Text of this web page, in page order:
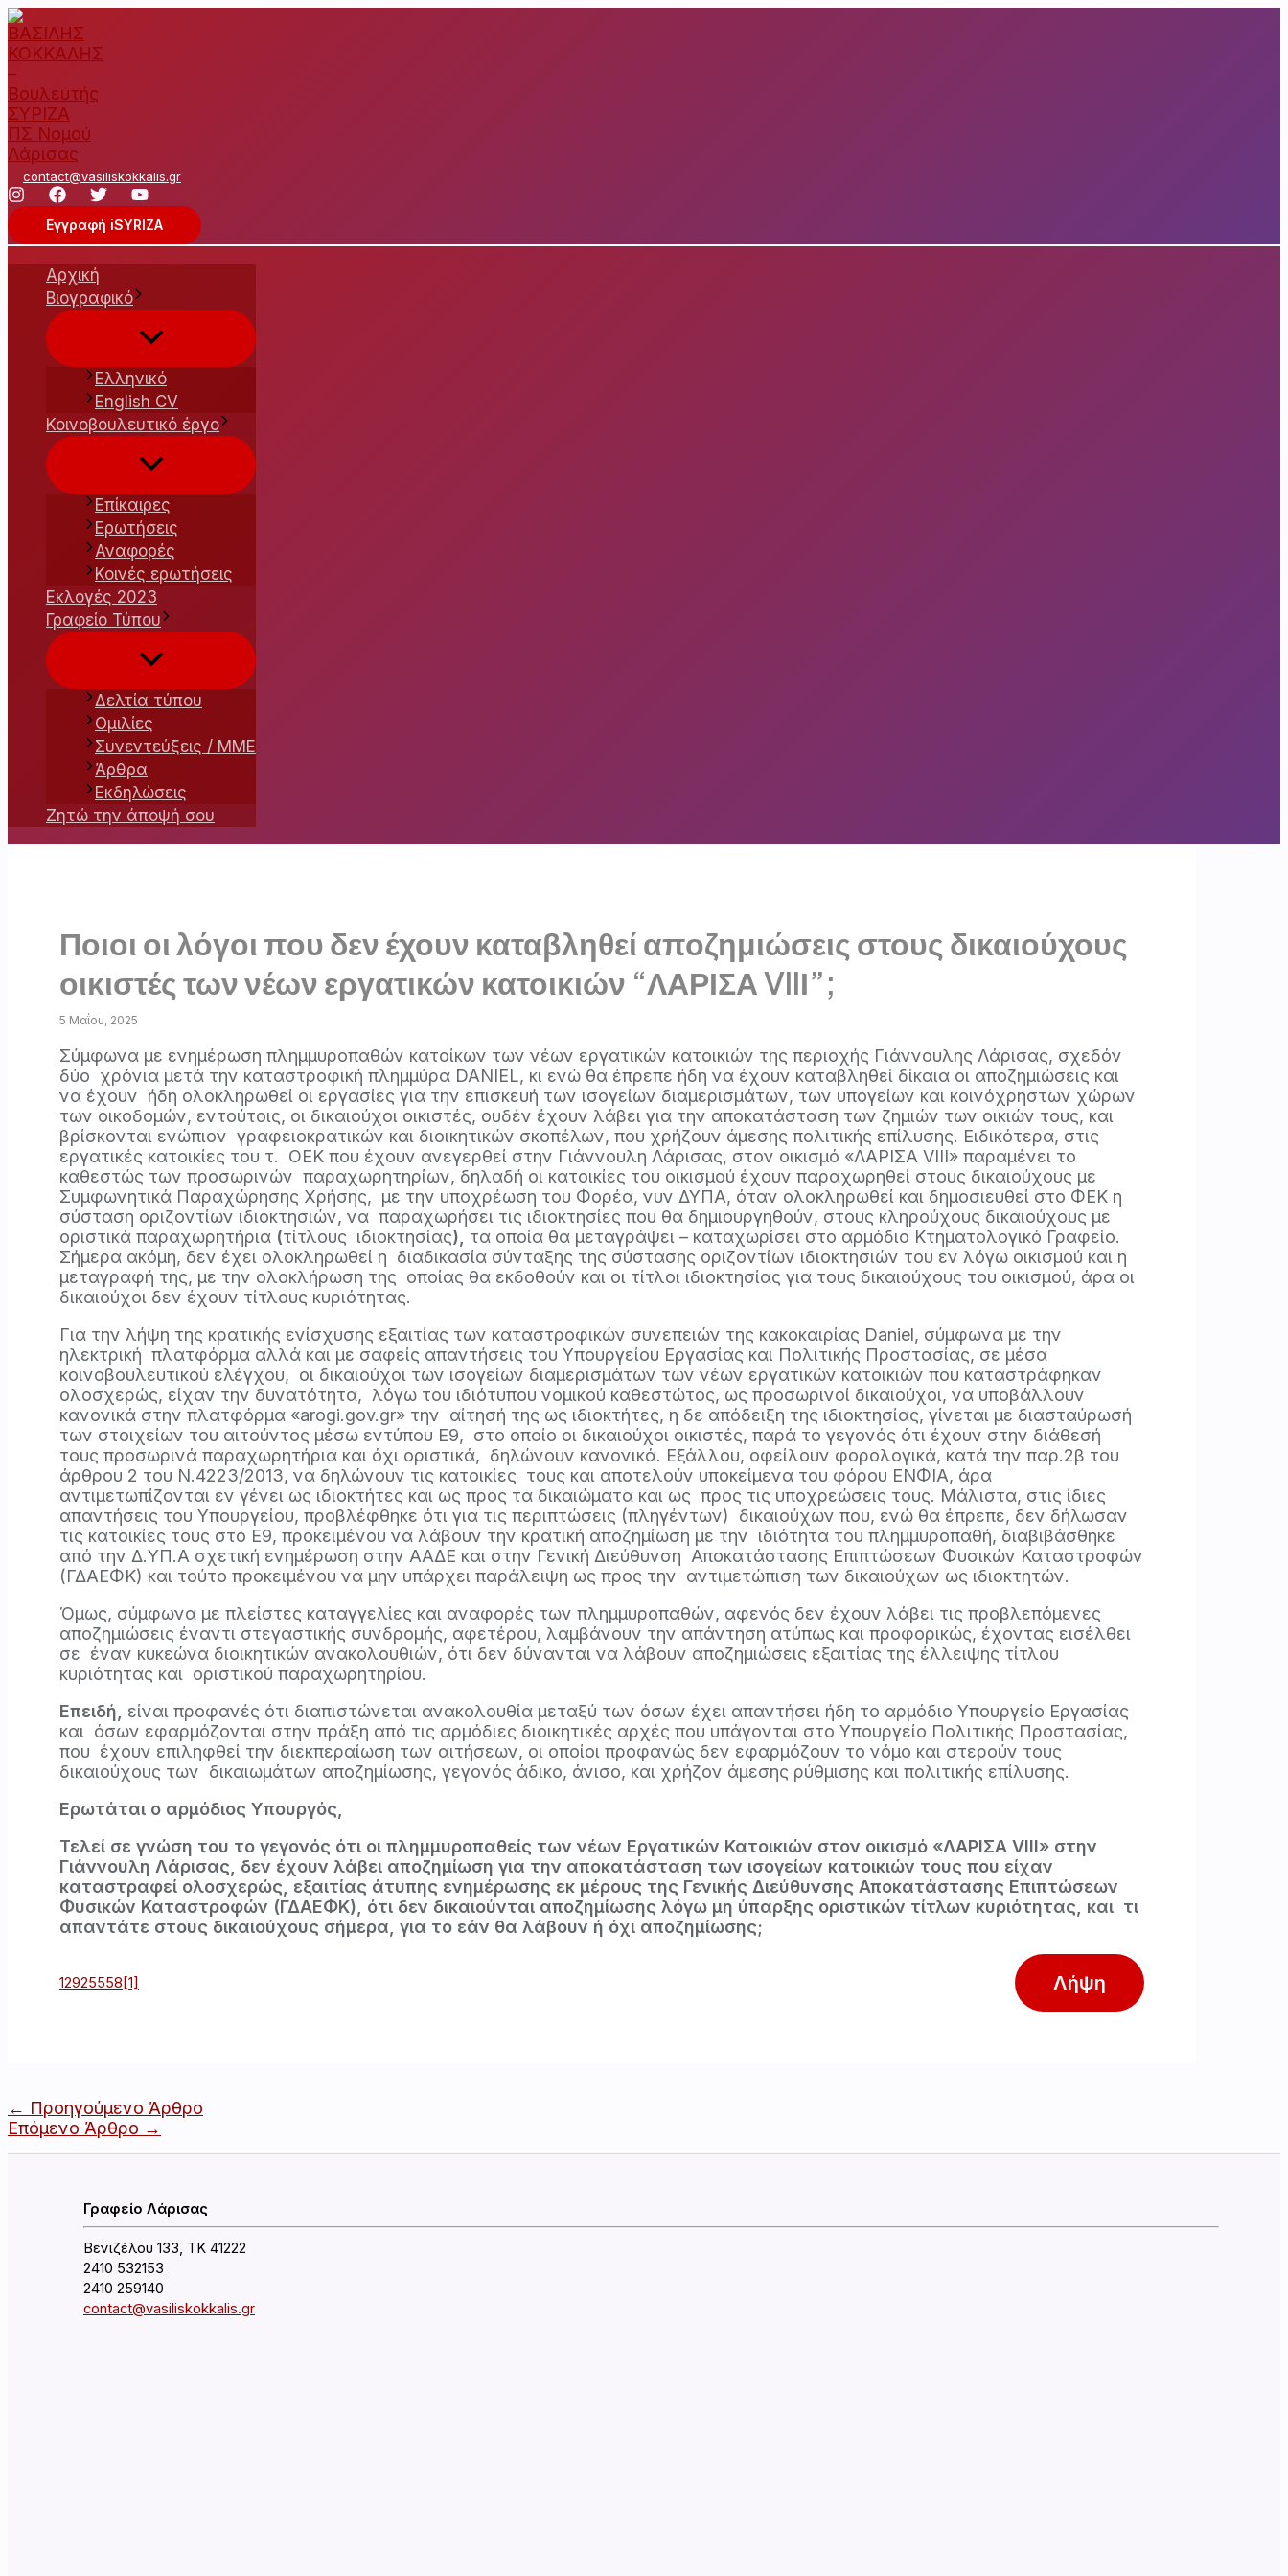
Μετάβαση
στο
περιεχόμενο
contact@vasiliskokkalis.gr
Εγγραφή iSYRIZA
Αρχική
Βιογραφικό
Εναλλαγή
Ελληνικό
English CV
Κοινοβουλευτικό έργο
Εναλλαγή
Επίκαιρες
Ερωτήσεις
Αναφορές
Κοινές ερωτήσεις
Εκλογές 2023
Γραφείο Τύπου
Εναλλαγή
Δελτία τύπου
Ομιλίες
Συνεντεύξεις / ΜΜΕ
Άρθρα
Εκδηλώσεις
Ζητώ την άποψή σου
Ποιοι οι λόγοι που δεν έχουν καταβληθεί αποζημιώσεις στους δικαιούχους
οικιστές των νέων εργατικών κατοικιών “ΛΑΡΙΣΑ VIIΙ”;
5 Μαΐου, 2025
Σύμφωνα με ενημέρωση πλημμυροπαθών κατοίκων των νέων εργατικών κατοικιών της περιοχής Γιάννουλης Λάρισας, σχεδόν
δύο χρόνια μετά την καταστροφική πλημμύρα DANIEL, κι ενώ θα έπρεπε ήδη να έχουν καταβληθεί δίκαια οι αποζημιώσεις και
να έχουν ήδη ολοκληρωθεί οι εργασίες για την επισκευή των ισογείων διαμερισμάτων, των υπογείων και κοινόχρηστων χώρων
των οικοδομών, εντούτοις, οι δικαιούχοι οικιστές, ουδέν έχουν λάβει για την αποκατάσταση των ζημιών των οικιών τους, και
βρίσκονται ενώπιον γραφειοκρατικών και διοικητικών σκοπέλων, που χρήζουν άμεσης πολιτικής επίλυσης. Ειδικότερα, στις
εργατικές κατοικίες του τ. ΟΕΚ που έχουν ανεγερθεί στην Γιάννουλη Λάρισας, στον οικισμό «ΛΑΡΙΣΑ VIIΙ» παραμένει το
καθεστώς των προσωρινών παραχωρητηρίων, δηλαδή οι κατοικίες του οικισμού έχουν παραχωρηθεί στους δικαιούχους με
Συμφωνητικά Παραχώρησης Χρήσης, με την υποχρέωση του Φορέα, νυν ΔΥΠΑ, όταν ολοκληρωθεί και δημοσιευθεί στο ΦΕΚ η
σύσταση οριζοντίων ιδιοκτησιών, να παραχωρήσει τις ιδιοκτησίες που θα δημιουργηθούν, στους κληρούχους δικαιούχους με
οριστικά παραχωρητήρια (τίτλους ιδιοκτησίας), τα οποία θα μεταγράψει – καταχωρίσει στο αρμόδιο Κτηματολογικό Γραφείο.
Σήμερα ακόμη, δεν έχει ολοκληρωθεί η διαδικασία σύνταξης της σύστασης οριζοντίων ιδιοκτησιών του εν λόγω οικισμού και η
μεταγραφή της, με την ολοκλήρωση της οποίας θα εκδοθούν και οι τίτλοι ιδιοκτησίας για τους δικαιούχους του οικισμού, άρα οι
δικαιούχοι δεν έχουν τίτλους κυριότητας.
Για την λήψη της κρατικής ενίσχυσης εξαιτίας των καταστροφικών συνεπειών της κακοκαιρίας Daniel, σύμφωνα με την
ηλεκτρική πλατφόρμα αλλά και με σαφείς απαντήσεις του Υπουργείου Εργασίας και Πολιτικής Προστασίας, σε μέσα
κοινοβουλευτικού ελέγχου, οι δικαιούχοι των ισογείων διαμερισμάτων των νέων εργατικών κατοικιών που καταστράφηκαν
ολοσχερώς, είχαν την δυνατότητα, λόγω του ιδιότυπου νομικού καθεστώτος, ως προσωρινοί δικαιούχοι, να υποβάλλουν
κανονικά στην πλατφόρμα «arogi.gov.gr» την αίτησή της ως ιδιοκτήτες, η δε απόδειξη της ιδιοκτησίας, γίνεται με διασταύρωσή
των στοιχείων του αιτούντος μέσω εντύπου Ε9, στο οποίο οι δικαιούχοι οικιστές, παρά το γεγονός ότι έχουν στην διάθεσή
τους προσωρινά παραχωρητήρια και όχι οριστικά, δηλώνουν κανονικά. Εξάλλου, οφείλουν φορολογικά, κατά την παρ.2β του
άρθρου 2 του Ν.4223/2013, να δηλώνουν τις κατοικίες τους και αποτελούν υποκείμενα του φόρου ΕΝΦΙΑ, άρα
αντιμετωπίζονται εν γένει ως ιδιοκτήτες και ως προς τα δικαιώματα και ως προς τις υποχρεώσεις τους. Μάλιστα, στις ίδιες
απαντήσεις του Υπουργείου, προβλέφθηκε ότι για τις περιπτώσεις (πληγέντων) δικαιούχων που, ενώ θα έπρεπε, δεν δήλωσαν
τις κατοικίες τους στο Ε9, προκειμένου να λάβουν την κρατική αποζημίωση με την ιδιότητα του πλημμυροπαθή, διαβιβάσθηκε
από την Δ.ΥΠ.Α σχετική ενημέρωση στην ΑΑΔΕ και στην Γενική Διεύθυνση Αποκατάστασης Επιπτώσεων Φυσικών Καταστροφών
(ΓΔΑΕΦΚ) και τούτο προκειμένου να μην υπάρχει παράλειψη ως προς την αντιμετώπιση των δικαιούχων ως ιδιοκτητών.
Όμως, σύμφωνα με πλείστες καταγγελίες και αναφορές των πλημμυροπαθών, αφενός δεν έχουν λάβει τις προβλεπόμενες
αποζημιώσεις έναντι στεγαστικής συνδρομής, αφετέρου, λαμβάνουν την απάντηση ατύπως και προφορικώς, έχοντας εισέλθει
σε έναν κυκεώνα διοικητικών ανακολουθιών, ότι δεν δύνανται να λάβουν αποζημιώσεις εξαιτίας της έλλειψης τίτλου
κυριότητας και οριστικού παραχωρητηρίου.
Επειδή, είναι προφανές ότι διαπιστώνεται ανακολουθία μεταξύ των όσων έχει απαντήσει ήδη το αρμόδιο Υπουργείο Εργασίας
και όσων εφαρμόζονται στην πράξη από τις αρμόδιες διοικητικές αρχές που υπάγονται στο Υπουργείο Πολιτικής Προστασίας,
που έχουν επιληφθεί την διεκπεραίωση των αιτήσεων, οι οποίοι προφανώς δεν εφαρμόζουν το νόμο και στερούν τους
δικαιούχους των δικαιωμάτων αποζημίωσης, γεγονός άδικο, άνισο, και χρήζον άμεσης ρύθμισης και πολιτικής επίλυσης.
Ερωτάται ο αρμόδιος Υπουργός,
Τελεί σε γνώση του το γεγονός ότι οι πλημμυροπαθείς των νέων Εργατικών Κατοικιών στον οικισμό «ΛΑΡΙΣΑ VIIΙ» στην
Γιάννουλη Λάρισας, δεν έχουν λάβει αποζημίωση για την αποκατάσταση των ισογείων κατοικιών τους που είχαν
καταστραφεί ολοσχερώς, εξαιτίας άτυπης ενημέρωσης εκ μέρους της Γενικής Διεύθυνσης Αποκατάστασης Επιπτώσεων
Φυσικών Καταστροφών (ΓΔΑΕΦΚ), ότι δεν δικαιούνται αποζημίωσης λόγω μη ύπαρξης οριστικών τίτλων κυριότητας, και τι
απαντάτε στους δικαιούχους σήμερα, για το εάν θα λάβουν ή όχι αποζημίωσης;
12925558[1] Λήψη
Πλοήγηση
άρθρων
← Προηγούμενο Άρθρο
Επόμενο Άρθρο →
Γραφείο Λάρισας
Βενιζέλου 133, ΤΚ 41222
2410 532153
2410 259140
contact@vasiliskokkalis.gr